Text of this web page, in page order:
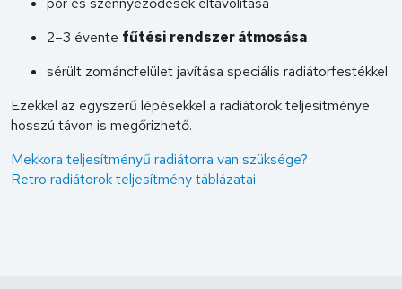
2–3 évente fűtési rendszer átmosása
sérült zománcfelület javítása speciális radiátorfestékkel
Ezekkel az egyszerű lépésekkel a radiátorok teljesítménye
hosszú távon is megőrizhető.
Mekkora teljesítményű radiátorra van szüksége?
Retro radiátorok teljesítmény táblázatai